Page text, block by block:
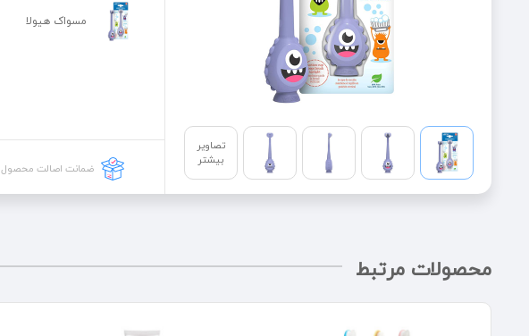
تصاویر
بیشتر
مسواک هیولا
ضمانت اصالت محصول
محصولات مرتبط